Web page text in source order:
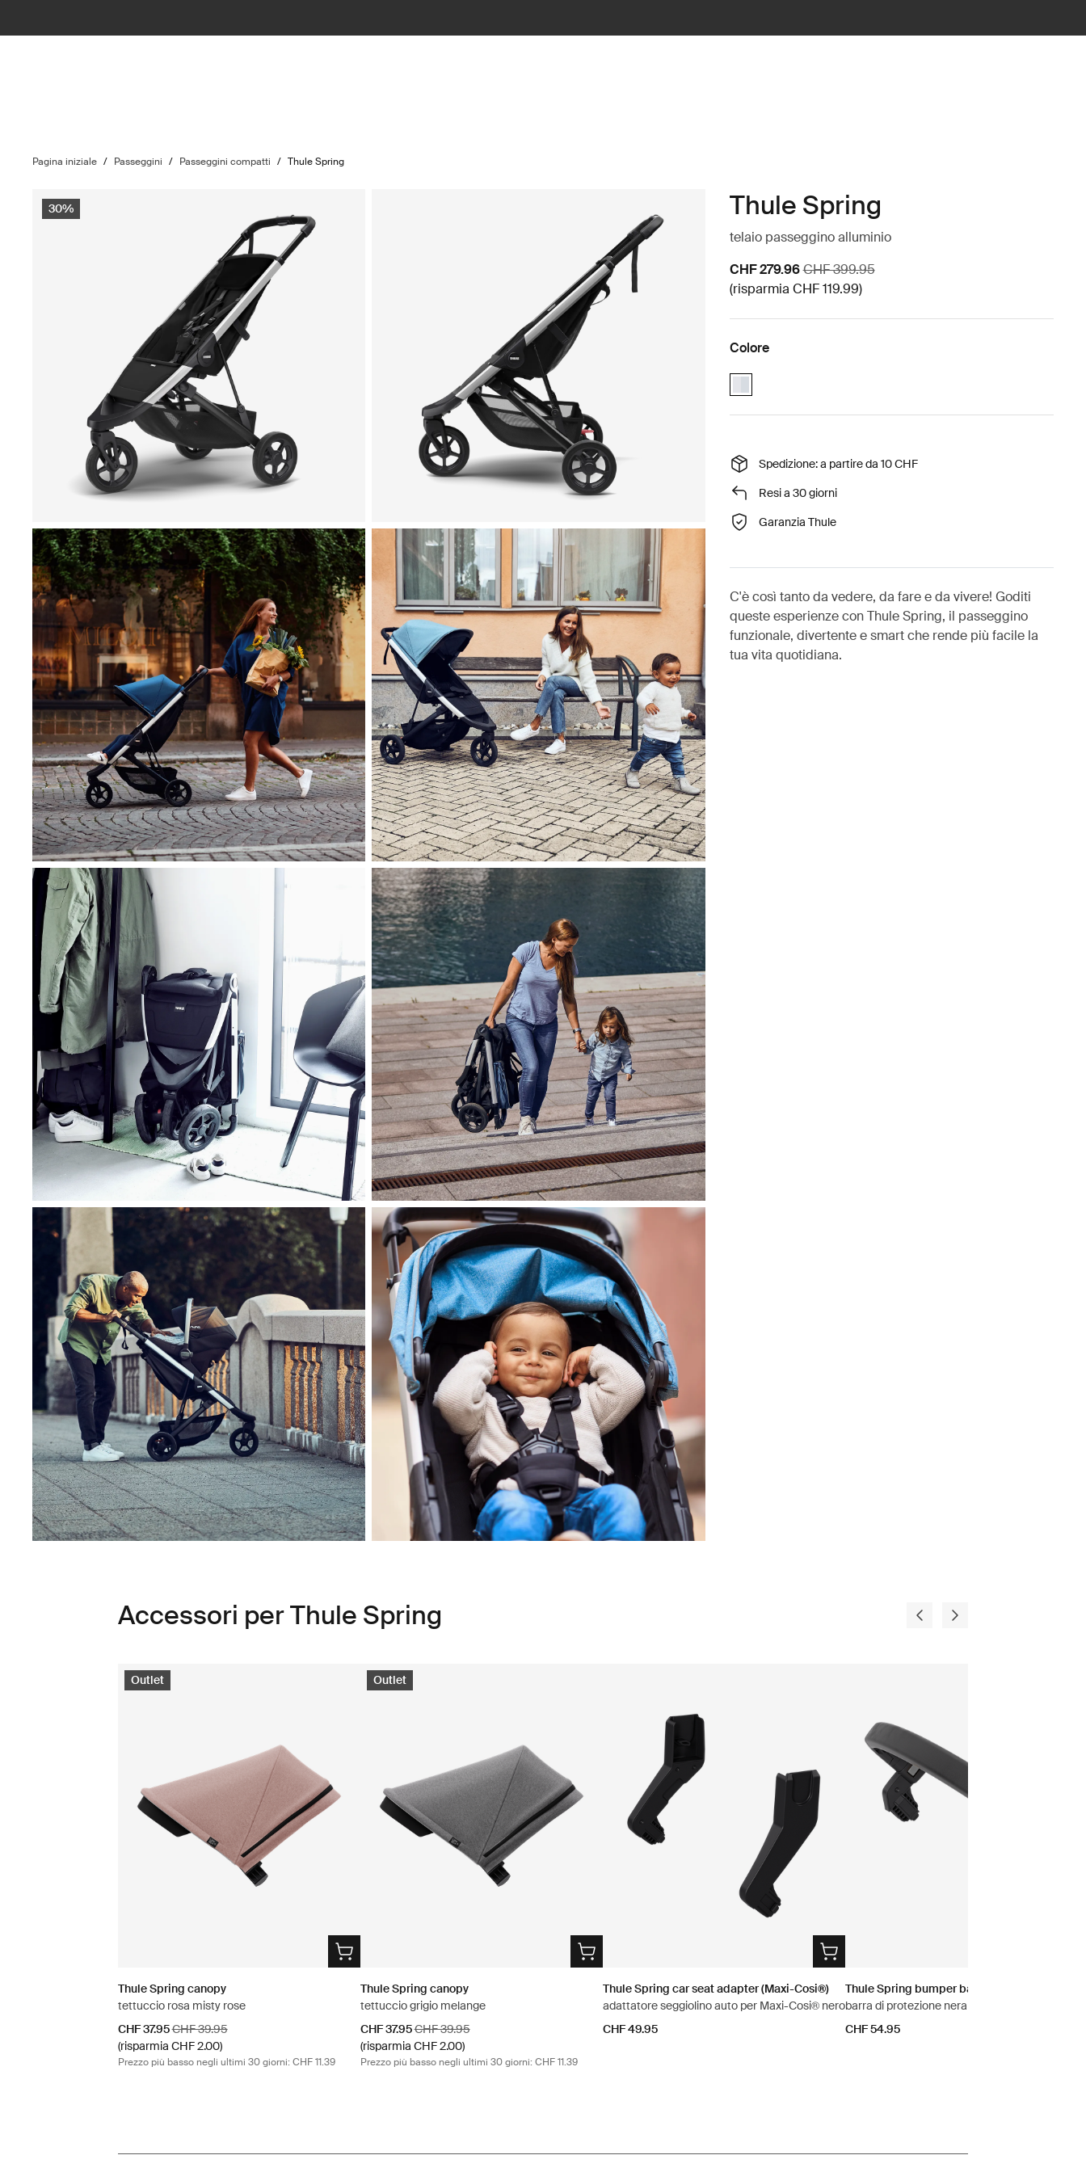
Pagina iniziale / Passeggini / Passeggini compatti / Thule Spring
30% Thule Spring
telaio passeggino alluminio
Prezzo di vendita
CHF 279.96Prezzo originale
CHF 399.95
(risparmia CHF 119.99)
Colore
Thule Spring chassis Alluminio (selected)
Spedizione: a partire da 10 CHF
Resi a 30 giorni
Garanzia Thule
C'è così tanto da vedere, da fare e da vivere! Goditi
queste esperienze con Thule Spring, il passeggino
funzionale, divertente e smart che rende più facile la
tua vita quotidiana.
Accessori per Thule Spring
Outlet
Thule Spring canopy
tettuccio rosa misty rose
Prezzo di vendita
CHF 37.95Prezzo originale
CHF 39.95
(risparmia CHF 2.00)
Prezzo più basso negli ultimi 30 giorni: CHF 11.39
Outlet
Thule Spring canopy
tettuccio grigio melange
Prezzo di vendita
CHF 37.95Prezzo originale
CHF 39.95
(risparmia CHF 2.00)
Prezzo più basso negli ultimi 30 giorni: CHF 11.39
Thule Spring car seat adapter (Maxi-Cosi®)
adattatore seggiolino auto per Maxi-Cosi® nero
CHF 49.95
Thule Spring bumper bar
barra di protezione nera
CHF 54.95